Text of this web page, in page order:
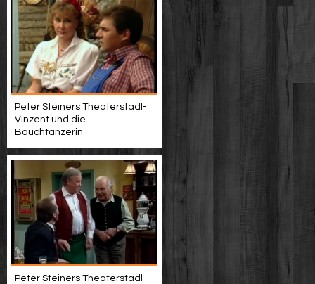
Peter Steiners Theaterstadl-
Vinzent und die
Bauchtänzerin
Peter Steiners Theaterstadl-